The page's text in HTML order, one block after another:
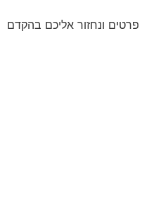
ונחזור אליכם בהקדם